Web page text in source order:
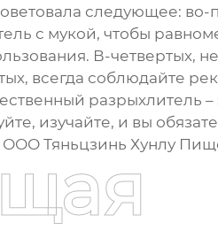
следующее:
с мукой, чтобы
В-четвертых,
всегда соблюдайте
разрыхлитель –
изучайте, и вы
ООО Тяньцзинь Хунлу